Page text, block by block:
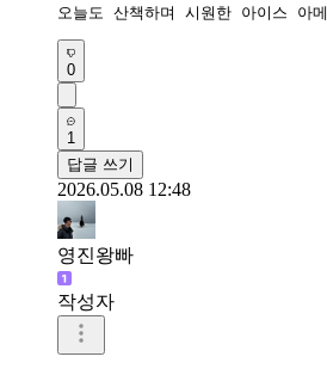
오늘도 산책하며 시원한 아이스 아
0
1
답글 쓰기
2026.05.08 12:48
영진왕빠
작성자